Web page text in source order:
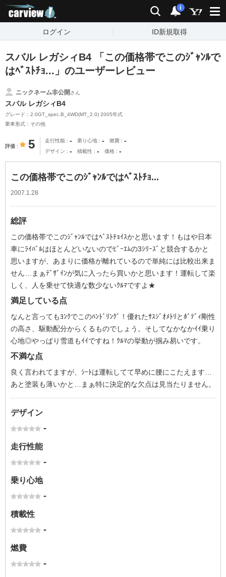
検索 通知
i
ログイン ID新規取得
スバル レガシィB4 「この価格帯でこのｼﾞｬﾝﾙで
はﾍﾞｽﾄﾁｮ...」のユーザーレビュー
ニックネーム非公開さん
スバル レガシィB4
グレード：2.0GT_spec.B_4WD(MT_2.0) 2005年式
乗車形式：その他
評価 5 走行性能 - 乗り心地 - 燃費 -
デザイン - 積載性 - 価格 -
この価格帯でこのｼﾞｬﾝﾙではﾍﾞｽﾄﾁｮ...
2007.1.28
総評
この価格帯でこのｼﾞｬﾝﾙではﾍﾞｽﾄﾁｮｲｽかと思います！もはや日本
車にﾗｲﾊﾞﾙはほとんどいないのでﾋﾞｰｴﾑの3ｼﾘｰｽﾞと競合するかと
思いますが、あまりに価格が離れているので単純には比較出来ま
せん…まぁﾃﾞｻﾞｲﾝが気に入ったら買いかと思います！運転して楽
しく、人を乗せて快適な数少ないｸﾙﾏですよ★
満足している点
なんと言ってもﾖﾝｸでこのﾊﾝﾄﾞﾘﾝｸﾞ！優れたｻｽｼﾞｵﾒﾄﾘとﾎﾞﾃﾞｨ剛性
の高さ、駆動配分からくるものでしょう。そしてなかなかｲｲ乗り
心地◎やっぱり雪道もｲｲですね！ｸﾙﾏの挙動が掴み易いです。
不満な点
良く言われてますが、ｼｰﾄは運転してて早めに腰にこたえます…
あと塗装も薄いかと…まぁ特に決定的な欠点は見当たりません。
デザイン
-
走行性能
-
乗り心地
-
積載性
-
燃費
-